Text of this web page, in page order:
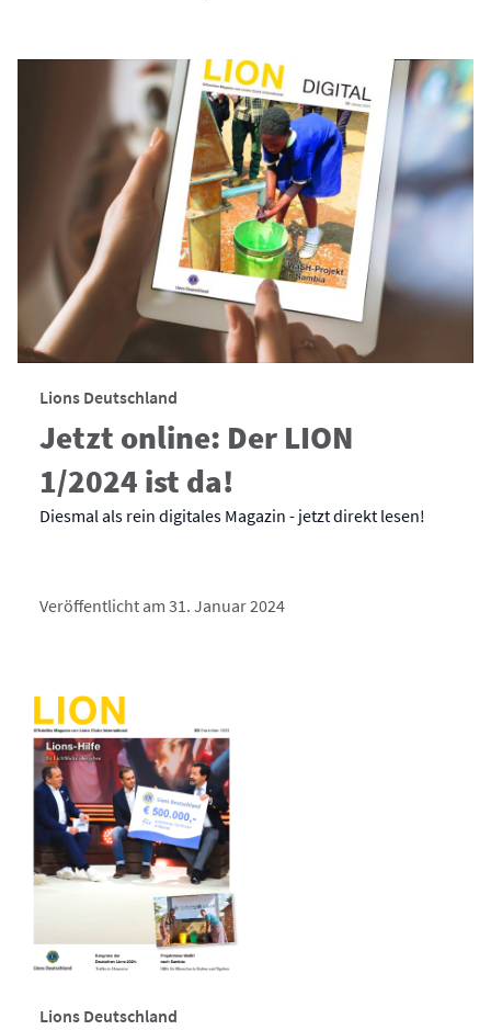
Lions Deutschland
Jetzt online: Der LION
1/2024 ist da!
Diesmal als rein digitales Magazin - jetzt direkt lesen!
Veröffentlicht am 31. Januar 2024
Lions Deutschland